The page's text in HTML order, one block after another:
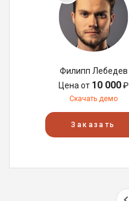
Филипп Лебедев
Цена от 10 000₽
Скачать демо
Заказать